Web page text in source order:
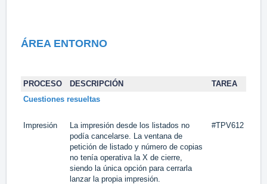
ÁREA ENTORNO
PROCESO DESCRIPCIÓN
TAREA
Cuestiones resueltas
Impresión
La impresión desde los listados no
podía cancelarse. La ventana de
petición de listado y número de copias
no tenía operativa la X de cierre,
siendo la única opción para cerrarla
lanzar la propia impresión.
#TPV612